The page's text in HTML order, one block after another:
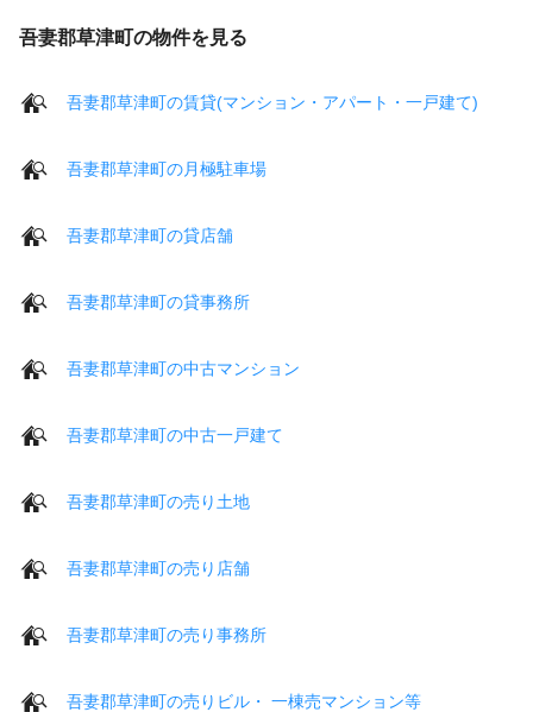
吾妻郡草津町の物件を見る
吾妻郡草津町の賃貸(マンション・アパート・一戸建て)
吾妻郡草津町の月極駐車場
吾妻郡草津町の貸店舗
吾妻郡草津町の貸事務所
吾妻郡草津町の中古マンション
吾妻郡草津町の中古一戸建て
吾妻郡草津町の売り土地
吾妻郡草津町の売り店舗
吾妻郡草津町の売り事務所
吾妻郡草津町の売りビル・ 一棟売マンション等